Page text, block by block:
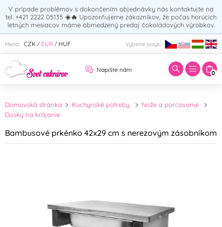
V prípade problémov s dokončením objednávky nás kontaktujte na
tel. +421 2222 05135 ☀️🔥 Upozorňujeme zákazníkov, že počas horúcich
letných mesiacov máme obmedzený predaj čokoládových výrobkov.
Mena: CZK / EUR / HUF Vyberte jazyk:
Napíšte nám 0
Zadajte hľadaný výraz:
Domovská stránka Kuchynské potreby
Nože a porcovanie
Dosky na krájanie
Bambusové prkénko 42x29 cm s nerezovým zásobníkom